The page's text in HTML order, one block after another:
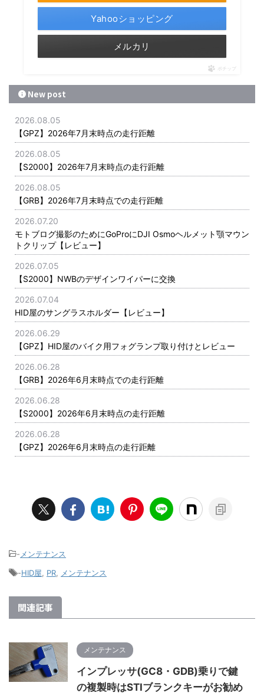
Yahooショッピング
メルカリ
ポチップ
New post
2026.08.05
【GPZ】2026年7月末時点の走行距離
2026.08.05
【S2000】2026年7月末時点の走行距離
2026.08.05
【GRB】2026年7月末時点での走行距離
2026.07.20
モトブログ撮影のためにGoProにDJI Osmoヘルメット顎マウン
トクリップ【レビュー】
2026.07.05
【S2000】NWBのデザインワイパーに交換
2026.07.04
HID屋のサングラスホルダー【レビュー】
2026.06.29
【GPZ】HID屋のバイク用フォグランプ取り付けとレビュー
2026.06.28
【GRB】2026年6月末時点での走行距離
2026.06.28
【S2000】2026年6月末時点の走行距離
2026.06.28
【GPZ】2026年6月末時点の走行距離
- メンテナンス
-HID屋 PR メンテナンス
関連記事
メンテナンス
インプレッサ(GC8・GDB)乗りで鍵
の複製時はSTIブランクキーがお勧め